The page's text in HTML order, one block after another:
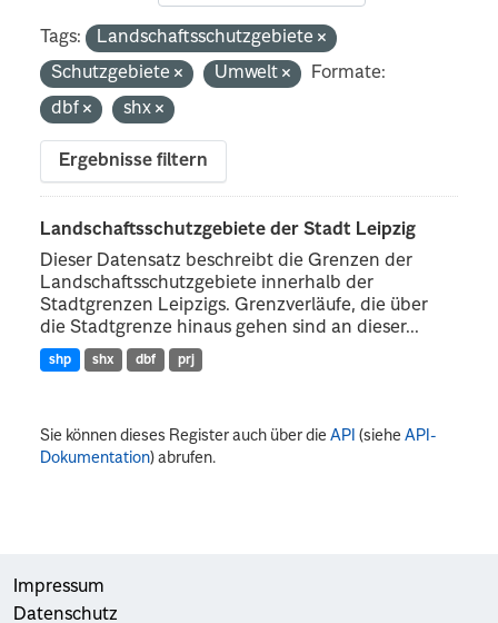
Tags:
Landschaftsschutzgebiete
Schutzgebiete
Umwelt
Formate:
dbf
shx
Ergebnisse filtern
Landschaftsschutzgebiete der Stadt Leipzig
Dieser Datensatz beschreibt die Grenzen der
Landschaftsschutzgebiete innerhalb der
Stadtgrenzen Leipzigs. Grenzverläufe, die über
die Stadtgrenze hinaus gehen sind an dieser...
shp shx dbf prj
Sie können dieses Register auch über dieAPI (sieheAPI-
Dokumentation) abrufen.
Impressum
Datenschutz